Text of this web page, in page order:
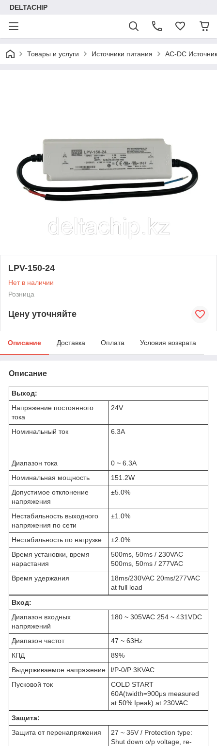
DELTACHIP
Товары и услуги Источники питания AC-DC
LPV-150-24
Нет в наличии
Розница
Цену уточняйте
Описание Доставка Оплата Условия возврата
Описание
Выход:
Напряжение постоянного
тока
24V
Номинальный ток 6.3A
Диапазон тока
0 ~ 6.3A
Номинальная мощность
151.2W
Допустимое отклонение
напряжения
±5.0%
Нестабильность выходного
напряжения по сети
±1.0%
Нестабильность по нагрузке
±2.0%
Время установки, время
нарастания
500ms, 50ms / 230VAC
500ms, 50ms / 277VAC
Время удержания
18ms/230VAC 20ms/277VAC
at full load
Вход:
Диапазон входных
напряжений
180 ~ 305VAC 254 ~ 431VDC
Диапазон частот
47 ~ 63Hz
КПД
89%
Выдерживаемое напряжение
l/P-0/P:3KVAC
Пусковой ток
COLD START
60A(twidth=900μs measured
at 50% Ipeak) at 230VAC
Защита:
Защита от перенапряжения
27 ~ 35V / Protection type:
Shut down o/p voltage, re-